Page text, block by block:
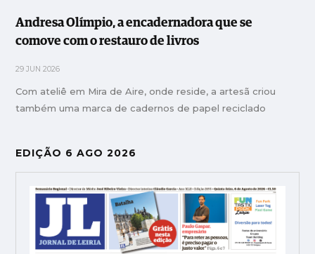
Andresa Olímpio, a encadernadora que se
comove com o restauro de livros
29 JUN 2026
Com ateliê em Mira de Aire, onde reside, a artesã criou
também uma marca de cadernos de papel reciclado
EDIÇÃO 6 AGO 2026